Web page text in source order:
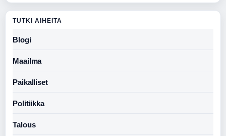
TUTKI AIHEITA
Blogi
Maailma
Paikalliset
Politiikka
Talous